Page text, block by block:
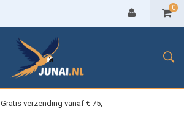
0
Gratis verzending vanaf € 75,-